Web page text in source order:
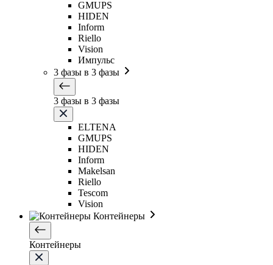
GMUPS
HIDEN
Inform
Riello
Vision
Импульс
3 фазы в 3 фазы
3 фазы в 3 фазы
ELTENA
GMUPS
HIDEN
Inform
Makelsan
Riello
Tescom
Vision
Контейнеры
Контейнеры